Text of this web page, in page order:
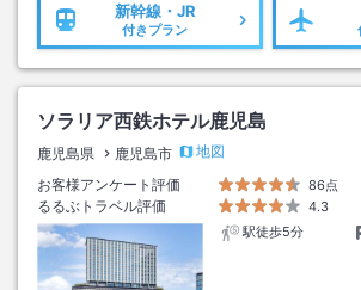
新幹線・JR
付きプラン
ソラリア西鉄ホテル鹿児島
鹿児島県 鹿児島市
地図
お客様アンケート評価
86点
るるぶトラベル評価
4.3
駅徒歩5分